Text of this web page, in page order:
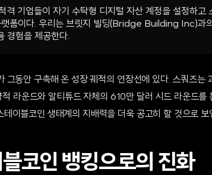
격 기업들이 자기 수탁형 디지털 자산 계정을 설정하고
폼이다. 우리는 브릿지 빌딩(Bridge Building Inc)과
경험을 제공한다.
동안 구축해 온 성장 궤적의 연장선에 있다. 스쿼즈는
운드와 알티튜드 자체의 610만 달러 시드 라운드를
이블코인 생태계의 지배력을 더욱 공고히 할 것으로 보
코인 뱅킹으로의 진화